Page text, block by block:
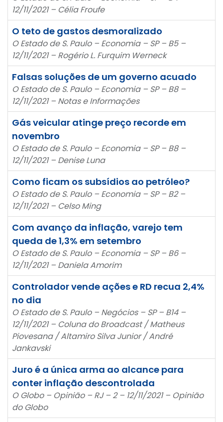
12/11/2021 – Célia Froufe
O teto de gastos desmoralizado
O Estado de S. Paulo – Economia – SP – B5 –
12/11/2021 – Rogério L. Furquim Werneck
Falsas soluções de um governo acuado
O Estado de S. Paulo – Economia – SP – B8 –
12/11/2021 – Notas e Informações
Gás veicular atinge preço recorde em
novembro
O Estado de S. Paulo – Economia – SP – B8 –
12/11/2021 – Denise Luna
Como ficam os subsídios ao petróleo?
O Estado de S. Paulo – Economia – SP – B2 –
12/11/2021 – Celso Ming
Com avanço da inflação, varejo tem
queda de 1,3% em setembro
O Estado de S. Paulo – Economia – SP – B6 –
12/11/2021 – Daniela Amorim
Controlador vende ações e RD recua 2,4%
no dia
O Estado de S. Paulo – Negócios – SP – B14 –
12/11/2021 – Coluna do Broadcast / Matheus
Piovesana / Altamiro Silva Junior / André
Jankavski
Juro é a única arma ao alcance para
conter inflação descontrolada
O Globo – Opinião – RJ – 2 – 12/11/2021 – Opinião
do Globo